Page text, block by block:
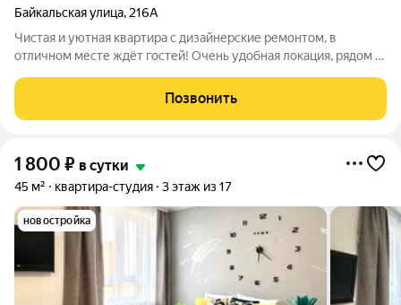
Байкальская улица, 216А
Чистая и уютная квартира с дизайнерские ремонтом, в
отличном месте ждёт гостей! Очень удобная локация, рядом с
набережная, до аэропорта 10минут, до жд вокзала 15 минут.
Уборка и санитарная обработка
Позвонить
1 800 ₽ в сутки
45 м² квартира-студия 3 этаж из 17
новостройка